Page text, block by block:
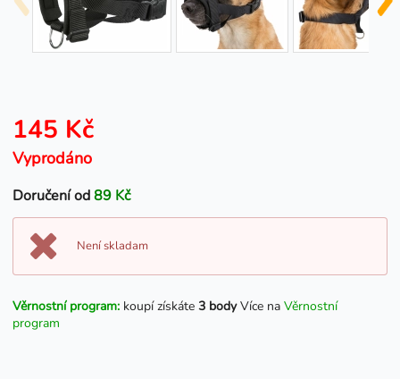
145 Kč
Vyprodáno
Doručení od89 Kč
Není skladam
Věrnostní program: koupí získáte 3 bodyVíce na Věrnostní
program